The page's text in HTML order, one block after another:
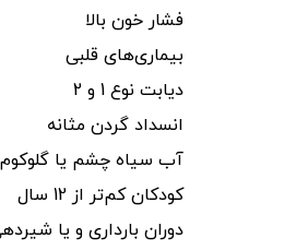
فشار خون بالا
بیماری‌های قلبی
دیابت نوع 1 و 2
انسداد گردن مثانه
آب سیاه چشم یا گلوکوم
کودکان کم‌تر از 12 سال
دوران بارداری و یا